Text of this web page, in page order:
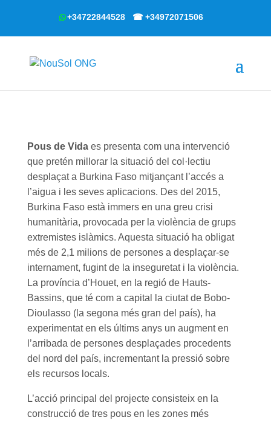
+34722844528 ☎ +34972071506
Pous de Vidaes presenta com una intervenció
que pretén millorar la situació del col·lectiu
desplaçat a Burkina Faso mitjançant l’accés a
l’aigua i les seves aplicacions. Des del 2015,
Burkina Faso està immers en una greu crisi
humanitària, provocada per la violència de grups
extremistes islàmics. Aquesta situació ha obligat
més de 2,1 milions de persones a desplaçar-se
internament, fugint de la inseguretat i la violència.
La província d’Houet, en la regió de Hauts-
Bassins, que té com a capital la ciutat de Bobo-
Dioulasso (la segona més gran del país), ha
experimentat en els últims anys un augment en
l’arribada de persones desplaçades procedents
del nord del país, incrementant la pressió sobre
els recursos locals.
L’acció principal del projecte consisteix en la
construcció de tres pous en les zones més